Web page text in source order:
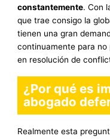
constantemente. Con
que trae consigo la
tienen una gran
continuamente para
en resolución de
¿Por qué es
abogado
Realmente esta